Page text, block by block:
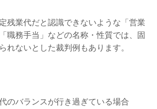
残業代だと認識できないような「営業
職務手当」などの名称・性質では、固
れないとした裁判例もあります。
のバランスが行き過ぎている場合